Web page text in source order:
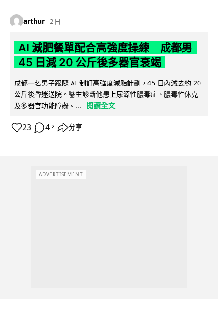
arthur 2 日
AI 減肥餐單配合高強度操練 成都男
45 日減 20 公斤後多器官衰竭
成都一名男子跟隨 AI 制訂高強度減脂計劃，45 日內減去約 20
公斤後昏迷送院。醫生診斷他患上尿源性膿毒症、膿毒性休克
及多器官功能障礙。...
閱讀全文
23 4 ↗ 分享
ADVERTISEMENT